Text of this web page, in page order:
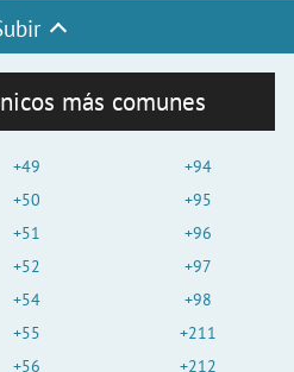
más comunes
+49
+50
+51
+52
+54
+55
+56
+94
+95
+96
+97
+98
+211
+212